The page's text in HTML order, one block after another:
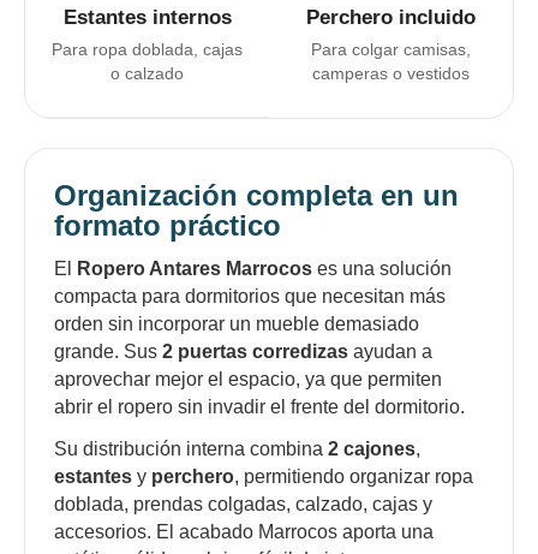
Estantes internos
Para ropa doblada, cajas
o calzado
Perchero incluido
Para colgar camisas,
camperas o vestidos
Organización completa en un
formato práctico
El Ropero Antares Marrocos es una solución
compacta para dormitorios que necesitan más
orden sin incorporar un mueble demasiado
grande. Sus 2 puertas corredizas ayudan a
aprovechar mejor el espacio, ya que permiten
abrir el ropero sin invadir el frente del dormitorio.
Su distribución interna combina 2 cajones,
estantes y perchero, permitiendo organizar ropa
doblada, prendas colgadas, calzado, cajas y
accesorios. El acabado Marrocos aporta una
Comprá ahora y Pagá
¡Sumate a la forma más ágil de
Comprá en 3 cuotas sin recargo o hasta en
12 cuotas * ¡Solo con tu cédula!
* sujeto aprobación crediticia.
Verifica si estás calificado para comprar con